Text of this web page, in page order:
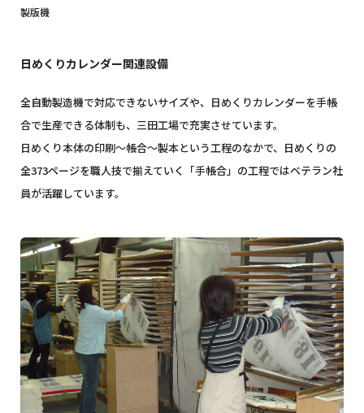
製版機
日めくりカレンダー関連設備
全自動製造機で対応できないサイズや、日めくりカレンダーを手帳
合で生産できる体制も、三田工場で充実させています。
日めくり本体の印刷〜帳合〜製本という工程のなかで、日めくりの
全373ページを職人技で揃えていく「手帳合」の工程ではベテラン社
員が活躍しています。